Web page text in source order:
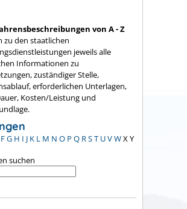
von A - Z
zu den staatlichen
jeweils alle
Informationen zu
zuständiger Stelle,
erforderlichen Unterlagen,
Kosten/Leistung und
FG H I J K L M N O P Q RST UVWXY
suchen